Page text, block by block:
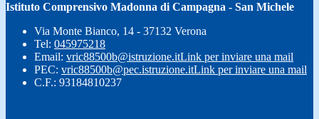
Istituto Comprensivo Madonna di Campagna - San Michele
Via Monte Bianco, 14 - 37132 Verona
Tel: 045975218
Email: vric88500b@istruzione.itLink per inviare una mail
PEC: vric88500b@pec.istruzione.itLink per inviare una mail
C.F.: 93184810237